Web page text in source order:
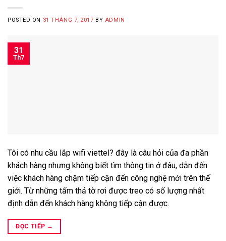
POSTED ON 31 THÁNG 7, 2017 BY ADMIN
31
Th7
Tôi có nhu cầu lắp wifi viettel? đây là câu hỏi của đa phần
khách hàng nhưng không biết tìm thông tin ở đâu, dẫn đến
việc khách hàng chậm tiếp cận đến công nghệ mới trên thế
giới. Từ những tấm thả tờ rơi được treo có số lượng nhất
định dẫn đến khách hàng không tiếp cận được.
ĐỌC TIẾP →